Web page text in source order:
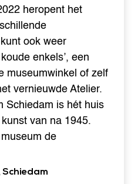
heropent het
ook weer
enkels’, een
museumwinkel of zelf
vernieuwde Atelier.
Schiedam is hét huis
van na 1945.
de